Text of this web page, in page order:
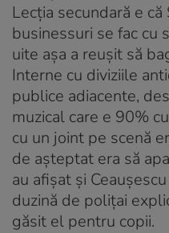
Lecția secundară e
businessuri se fac cu
uite așa a reușit să
Interne cu diviziile
publice adiacente,
muzical care e 90%
cu un joint pe scenă
de așteptat era să
au afișat și
duzină de polițai
găsit el pentru copii.